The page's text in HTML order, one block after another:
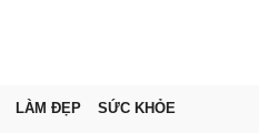
LÀM ĐẸP SỨC KHỎE